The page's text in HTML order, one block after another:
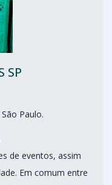
SP
Paulo.
de eventos, assim
Em comum entre